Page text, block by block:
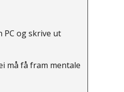
PC og skrive ut
må få fram mentale